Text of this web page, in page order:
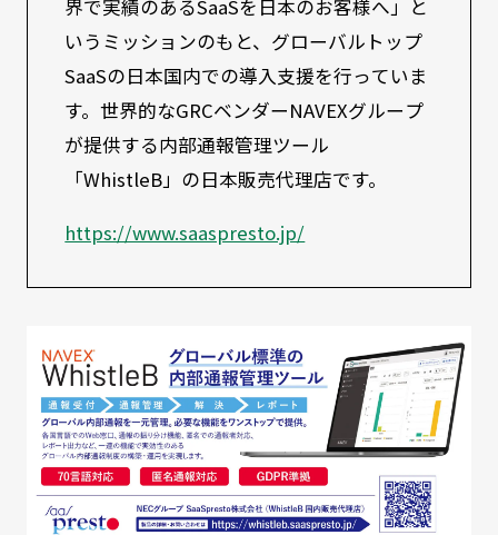
界で実績のあるSaaSを日本のお客様へ」と
いうミッションのもと、グローバルトップ
SaaSの日本国内での導入支援を行っていま
す。世界的なGRCベンダーNAVEXグループ
が提供する内部通報管理ツール
「WhistleB」の日本販売代理店です。
https://www.saaspresto.jp/